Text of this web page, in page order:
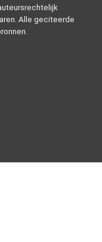
Alle geciteerde